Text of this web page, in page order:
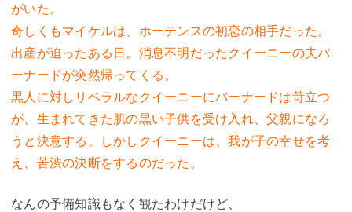
がいた。
奇しくもマイケルは、ホーテンスの初恋の相手だった。
出産が迫ったある日。消息不明だったクイーニーの夫バ
ーナードが突然帰ってくる。
黒人に対しリベラルなクイーニーにバーナードは苛立つ
が、生まれてきた肌の黒い子供を受け入れ、父親になろ
うと決意する。しかしクイーニーは、我が子の幸せを考
え、苦渋の決断をするのだった。
なんの予備知識もなく観たわけだけど、